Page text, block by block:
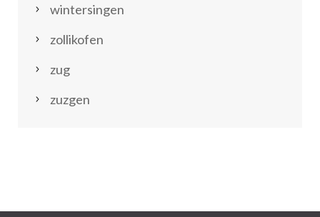
wintersingen
zollikofen
zug
zuzgen